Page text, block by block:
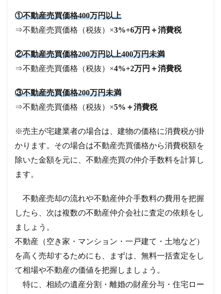
①不動産売買価格400万円以上
⇒不動産売買価格（税抜）×3%+6万円＋消費税
②不動産売買価格200万円以上400万円未満
⇒不動産売買価格（税抜）×4%+2万円＋消費税
③不動産売買価格200万円未満
⇒不動産売買価格（税抜）×5%＋消費税
※売主が宅建業者の場合は、建物の価格に消費税が掛
かります。その場合は不動産売買価格から消費税額を
除いた金額を元に、不動産売買の仲介手数料を計算し
ます。
不動産売却の流れや不動産仲介手数料の費用を把握
したら、次は複数の不動産仲介会社に査定の依頼をし
ましょう。
不動産（空き家・マンション・一戸建て・土地など）
を高く売却するためにも、まずは、無料一括査定をし
て相場や不動産の価値を把握しましょう。
特に、相続の遺産分割・離婚の財産分与・住宅ロー